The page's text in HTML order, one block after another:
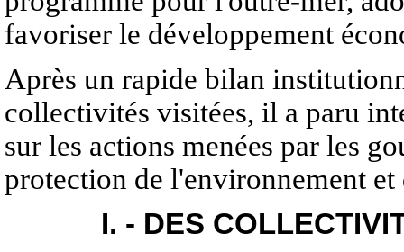
favoriser le développement
Après un rapide bilan
collectivités visitées, il a paru
sur les actions menées par les
protection de l'environnement
I. - DES